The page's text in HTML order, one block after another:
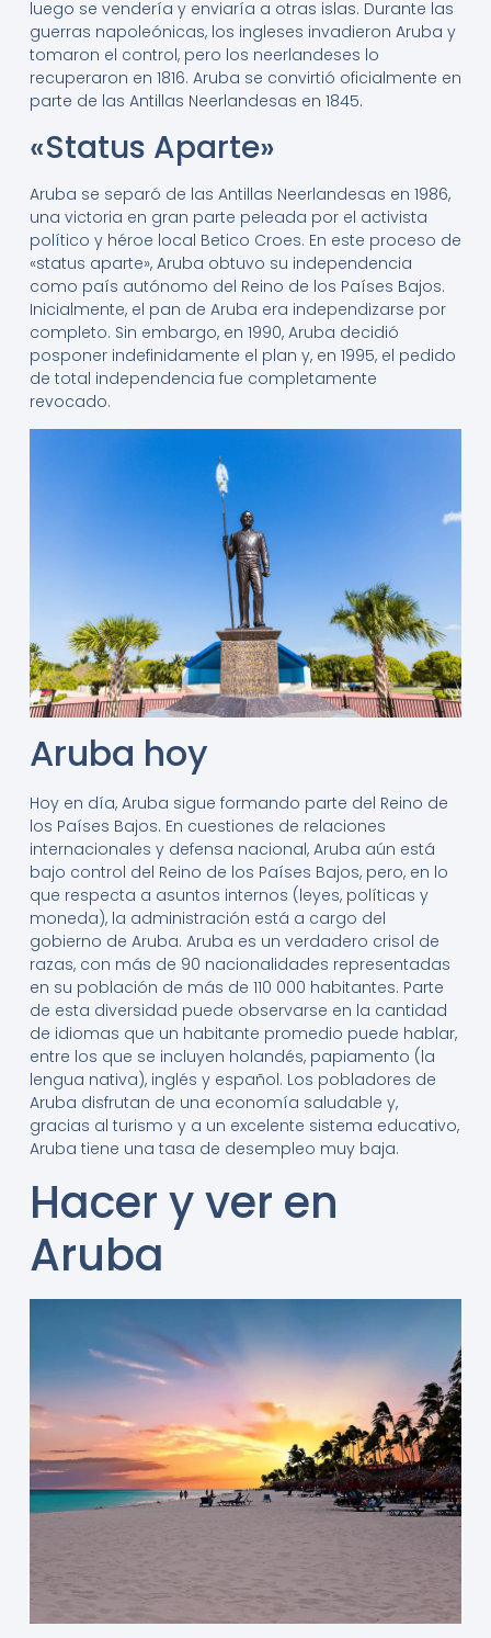
luego se vendería y enviaría a otras islas. Durante las
guerras napoleónicas, los ingleses invadieron Aruba y
tomaron el control, pero los neerlandeses lo
recuperaron en 1816. Aruba se convirtió oficialmente en
parte de las Antillas Neerlandesas en 1845.
«Status Aparte»
Aruba se separó de las Antillas Neerlandesas en 1986,
una victoria en gran parte peleada por el activista
político y héroe local Betico Croes. En este proceso de
«status aparte», Aruba obtuvo su independencia
como país autónomo del Reino de los Países Bajos.
Inicialmente, el pan de Aruba era independizarse por
completo. Sin embargo, en 1990, Aruba decidió
posponer indefinidamente el plan y, en 1995, el pedido
de total independencia fue completamente
revocado.
Aruba hoy
Hoy en día, Aruba sigue formando parte del Reino de
los Países Bajos. En cuestiones de relaciones
internacionales y defensa nacional, Aruba aún está
bajo control del Reino de los Países Bajos, pero, en lo
que respecta a asuntos internos (leyes, políticas y
moneda), la administración está a cargo del
gobierno de Aruba. Aruba es un verdadero crisol de
razas, con más de 90 nacionalidades representadas
en su población de más de 110 000 habitantes. Parte
de esta diversidad puede observarse en la cantidad
de idiomas que un habitante promedio puede hablar,
entre los que se incluyen holandés, papiamento (la
lengua nativa), inglés y español. Los pobladores de
Aruba disfrutan de una economía saludable y,
gracias al turismo y a un excelente sistema educativo,
Aruba tiene una tasa de desempleo muy baja.
Hacer y ver en
Aruba